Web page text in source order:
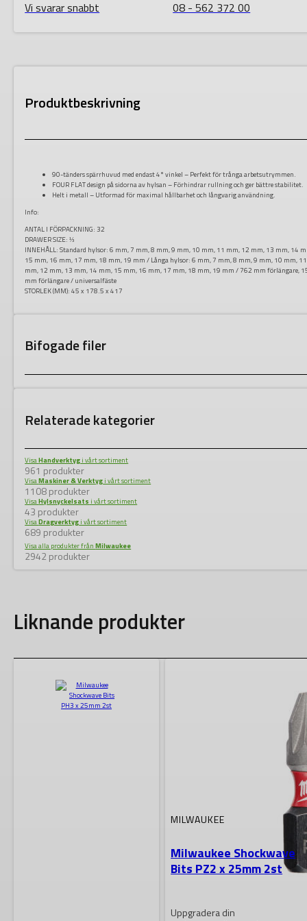
Vi svarar snabbt 08 - 562 372 00
Produktbeskrivning
90-tänders spärrhuvud med endast 4° vinkel – Perfekt för trånga arbetsutrymmen.
FOUR FLAT design på sidorna av hylsan – Förhindrar rullning och ger bättre stabilitet.
Helt i metall – Utformad för maximal hållbarhet och långvarig användning.
Info:
ANTAL I FÖRPACKNING: 32
DRAWER SIZE:⅓
INNEHÅLL:Standard hylsor: 6 mm, 7 mm, 8 mm, 9 mm, 10 mm, 11 mm, 12 mm, 13 mm, 14
15 mm, 16 mm, 17 mm, 18 mm, 19 mm / Långa hylsor: 6 mm, 7 mm, 8 mm, 9 mm, 10 mm, 11
mm, 12 mm, 13 mm, 14 mm, 15 mm, 16 mm, 17 mm, 18 mm, 19 mm / 762 mm förlängare,
mm förlängare / universalfäste
STORLEK (MM):45 x 178.5 x 417
Bifogade filer
Relaterade kategorier
VisaHandverktyg i vårt sortiment
961 produkter
VisaMaskiner & Verktyg i vårt sortiment
1108 produkter
VisaHylsnyckelsats i vårt sortiment
43 produkter
VisaDragverktyg i vårt sortiment
689 produkter
Visa alla produkter frånMilwaukee
2942 produkter
Liknande produkter
MILWAUKEE
Milwaukee Shockwave
Bits PZ2 x 25mm 2st
Uppgradera din